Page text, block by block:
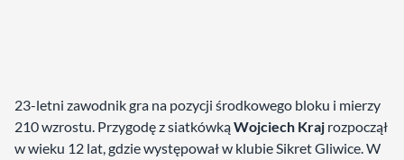
23-letni zawodnik gra na pozycji środkowego bloku i mierzy
210 wzrostu. Przygodę z siatkówkąWojciech Kraj rozpoczął
w wieku 12 lat, gdzie występował w klubie Sikret Gliwice. W